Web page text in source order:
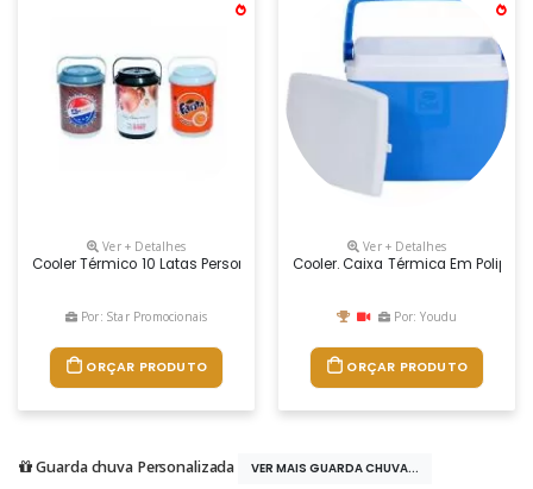
Ver + Detalhes
Cooler Térmico 10 Latas Personalizado Dimensões: Altura: 31mm
Por: Star Promocionais
ORÇAR PRODUTO
Ver + Detalhes
Cooler. Caixa Térmica Em
Por: Youdu
ORÇAR PRODUTO
Guarda chuva Personalizada VER MAIS GUARDA CHUVA...